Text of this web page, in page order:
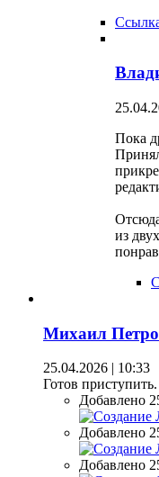
Пока
из
Михаил
25.04.2026 | 10:33
Готов приступить.
Добавлено
Добавлено
Добавлено